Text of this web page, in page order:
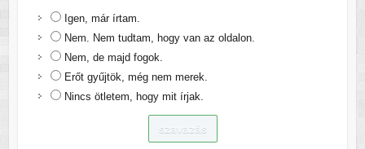
Igen, már írtam.
Nem. Nem tudtam, hogy van az oldalon.
Nem, de majd fogok.
Erőt gyűjtök, még nem merek.
Nincs ötletem, hogy mit írjak.